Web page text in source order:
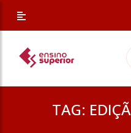
TAG: